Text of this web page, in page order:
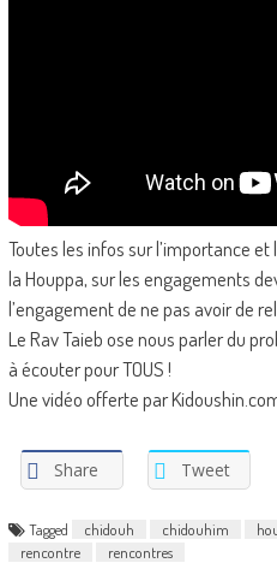
Toutes les infos sur l’importance
la Houppa, sur les engagements
l’engagement de ne pas avoir de
Le Rav Taieb ose nous parler du
à écouter pour TOUS !
Une vidéo offerte par
Share Tweet
Tagged chidouh chidouhim
rencontre
rencontres